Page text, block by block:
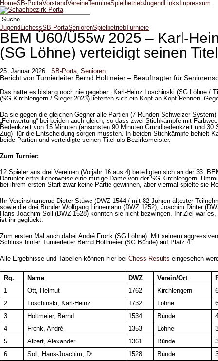
HomeSB-PortaVorstandVereineTermineSpielbetriebJugend Links Impressum
Jugend LichessSB-PortaSeniorenSpielbetriebTurniere
BEM Ü60/Ü55w 2025 – Karl-
(SG Löhne) verteidigt seinen Titel
25. Januar 2026 SB-Porta, Senioren
Bericht von Turnierleiter Bernd Holtmeier – Beauftragter für
Das hatte es bislang noch nie gegeben: Karl-Heinz Loschinski (SG Löhne /
(SG Kirchlengern / Sieger 2023) lieferten sich ein Kopf an Kopf Rennen.
Da sie gegen die gleichen Gegner alle Partien (7 Runden Schweizer
„Feinwertung“ bei beiden auch gleich, so dass zwei Stichkämpfe mit
Bedenkzeit von 15 Minuten (ansonsten 90 Minuten Grundbedenkzeit und 30
Zug) für die Entscheidung sorgen mussten. In beiden Stichkämpfe behielt
beide Partien und verteidigte seinen Titel als Bezirksmeister.
Zum Turnier:
12 Spieler aus drei Vereinen (Vorjahr 16 aus 4) beteiligten sich an der 33.
Darunter erfreulicherweise eine mutige Dame von der SG Kirchlengern.
bei ihrem ersten Start zwar keine Partie gewinnen, aber viermal spielte sie
Ihr Vereinskamerad Dieter Stüwe (DWZ 1544 / mit 82 Jahren ältester
sowie die drei Bünder Wolfgang Linnemann (DWZ 1252), Joachim Dinter
Hans-Joachim Soll (DWZ 1528) konnten sie nicht bezwingen. Ihr Ziel war
ist ihr geglückt.
Zum ersten Mal auch dabei André Fronk (SG Löhne). Mit seinem
Schluss hinter Turnierleiter Bernd Holtmeier (SG Bünde) auf Platz 4.
Alle Ergebnisse und Tabellen können hier bei Chess-Results eingesehen
Rg. Name DWZ Verein/Ort
1
Ott, Helmut 1762 Kirchlengern
2
Loschinski, Karl-Heinz 1732 Löhne
3
Holtmeier, Bernd 1534 Bünde
4
4
Fronk, André 1353 Löhne
5
Albert, Alexander 1361 Bünde
6
Soll, Hans-Joachim, Dr. 1528 Bünde